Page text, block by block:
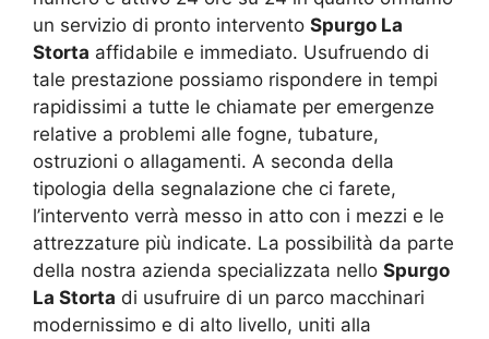
un servizio di pronto intervento Spurgo La
Storta affidabile e immediato. Usufruendo di
tale prestazione possiamo rispondere in tempi
rapidissimi a tutte le chiamate per emergenze
relative a problemi alle fogne, tubature,
ostruzioni o allagamenti. A seconda della
tipologia della segnalazione che ci farete,
l’intervento verrà messo in atto con i mezzi e le
attrezzature più indicate. La possibilità da parte
della nostra azienda specializzata nello Spurgo
La Storta di usufruire di un parco macchinari
modernissimo e di alto livello, uniti alla